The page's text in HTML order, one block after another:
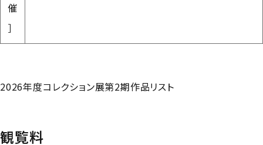
催
］
2026年度コレクション展第2期作品リスト
観覧料